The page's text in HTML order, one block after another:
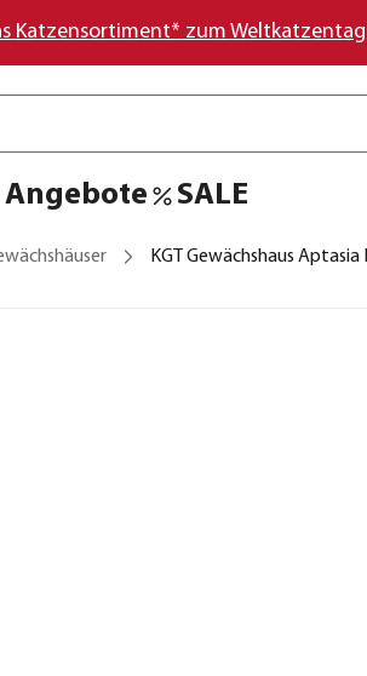
Katzensortiment* zum Weltkatzentag
Angebote SALE
KGT Gewächshaus Aptasia